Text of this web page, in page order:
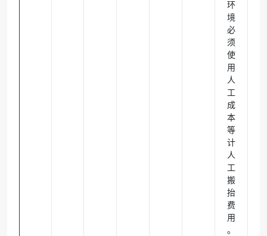
环
境
必
须
使
用
人
工
成
本
等
计
人
工
搬
抬
费
用
。